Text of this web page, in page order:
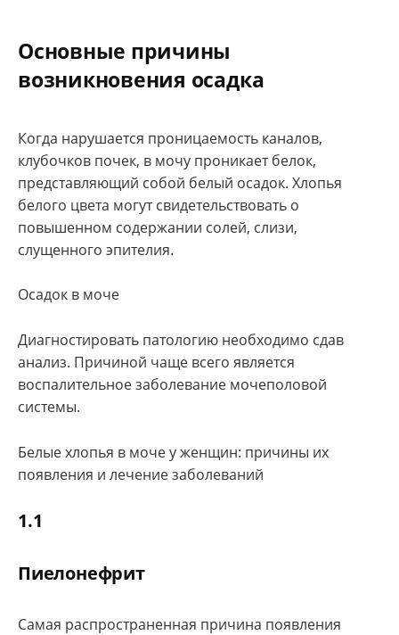
Основные причины
возникновения осадка
Когда нарушается проницаемость каналов,
клубочков почек, в мочу проникает белок,
представляющий собой белый осадок. Хлопья
белого цвета могут свидетельствовать о
повышенном содержании солей, слизи,
слущенного эпителия.
Осадок в моче
Диагностировать патологию необходимо сдав
анализ. Причиной чаще всего является
воспалительное заболевание мочеполовой
системы.
Белые хлопья в моче у женщин: причины их
появления и лечение заболеваний
1.1
Пиелонефрит
Самая распространенная причина появления